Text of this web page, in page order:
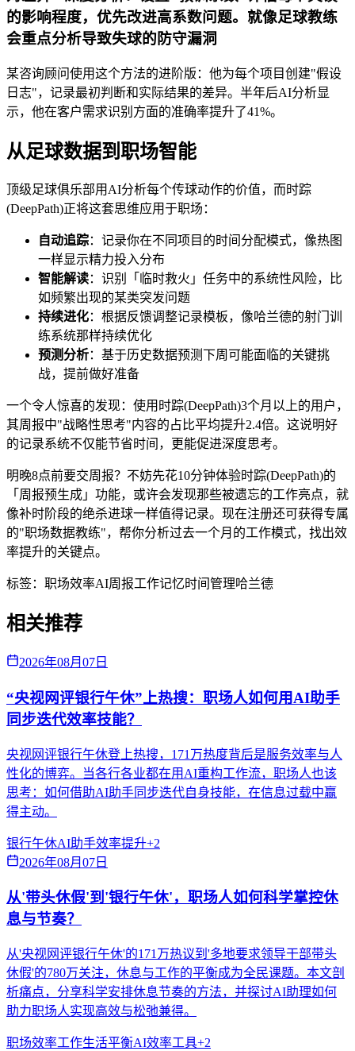
的影响程度，优先改进高系数问题。就像足球教练
会重点分析导致失球的防守漏洞
某咨询顾问使用这个方法的进阶版：他为每个项目创建"假设
日志"，记录最初判断和实际结果的差异。半年后AI分析显
示，他在客户需求识别方面的准确率提升了41%。
从足球数据到职场智能
顶级足球俱乐部用AI分析每个传球动作的价值，而时踪
(DeepPath)正将这套思维应用于职场：
自动追踪：记录你在不同项目的时间分配模式，像热图
一样显示精力投入分布
智能解读：识别「临时救火」任务中的系统性风险，比
如频繁出现的某类突发问题
持续进化：根据反馈调整记录模板，像哈兰德的射门训
练系统那样持续优化
预测分析：基于历史数据预测下周可能面临的关键挑
战，提前做好准备
一个令人惊喜的发现：使用时踪(DeepPath)3个月以上的用户，
其周报中"战略性思考"内容的占比平均提升2.4倍。这说明好
的记录系统不仅能节省时间，更能促进深度思考。
明晚8点前要交周报？不妨先花10分钟体验时踪(DeepPath)的
「周报预生成」功能，或许会发现那些被遗忘的工作亮点，就
像补时阶段的绝杀进球一样值得记录。现在注册还可获得专属
的"职场数据教练"，帮你分析过去一个月的工作模式，找出效
率提升的关键点。
标签： 职场效率AI周报工作记忆时间管理哈兰德
相关推荐
2026年08月07日
“央视网评银行午休”上热搜：职场人如何用AI助手
同步迭代效率技能？
央视网评银行午休登上热搜，171万热度背后是服务效率与人
性化的博弈。当各行各业都在用AI重构工作流，职场人也该
思考：如何借助AI助手同步迭代自身技能，在信息过载中赢
得主动。
银行午休AI助手效率提升+2
2026年08月07日
从'带头休假'到'银行午休'，职场人如何科学掌控休
息与节奏？
从'央视网评银行午休'的171万热议到'多地要求领导干部带头
休假'的780万关注，休息与工作的平衡成为全民课题。本文剖
析痛点，分享科学安排休息节奏的方法，并探讨AI助理如何
助力职场人实现高效与松弛兼得。
职场效率工作生活平衡AI效率工具+2